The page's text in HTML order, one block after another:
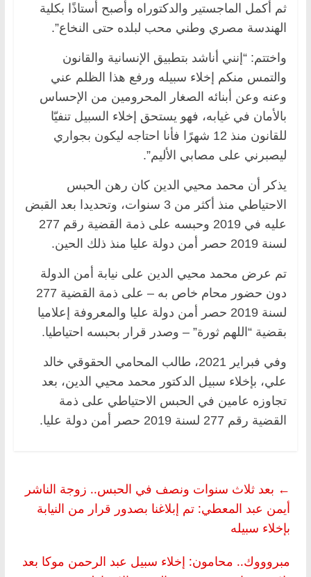
ثم أكمل الماجستير والدكتوراه وأصبح أستاذًا بكلية
الهندسة مصري وطني محب لبلده حتى النخاع”.
واختتم: “إنني أناشد بتطبيق الإنسانية والقانون
والتمس منكم إخلاء سبيله ورفع هذا الظلم عني
وعنه وعن أبنائه الصغار المحرومين من الإحساس
بالأمان في غيابه، فهو يستحق إخلاء السبيل تنفيّا
للقانون منذ 12 شهرًا فأنا احتاجه ليكون بجواري
ليصبرني على مصابي الأليم”.
يذكر أن محمد محيي الدين كان رهن الحبس
الاحتياطي منذ أكثر من 3 سنوات، وتحديدا بعد القبض
عليه في 2019 وحبسه على ذمة القضية رقم 277
لسنة 2019 حصر أمن دولة عليا منذ ذلك الحين.
تم عرض محمد محيي الدين على نيابة أمن الدولة
دون حضور محام خاص به – على ذمة القضية 277
لسنة 2019 حصر أمن دولة عليا والمعروفة إعلاميا
بقضية “اللهم ثورة” – وصدر قرار بحبسه احتياطيا.
وفي فبراير 2021، طالب المحامي الحقوقي خالد
علي، بإخلاء سبيل الدكتور محمد محيي الدين، بعد
تجاوزه عامين في الحبس الاحتياطي على ذمة
القضية رقم 277 لسنة 2019 حصر أمن دولة عليا.
← بعد ثلاث سنوات ونصف في الحبس.. زوجة الناشر
أيمن عبد المعطي: تم إبلاغنا بصدور قرار من النيابة
بإخلاء سبيله
مبروووك.. محامون: إخلاء سبيل عبد الرحمن موكا بعد